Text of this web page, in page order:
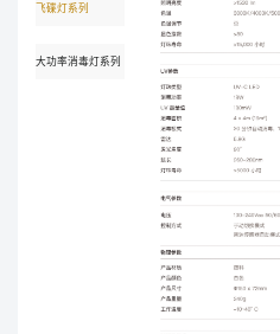
飞碟灯系列
大功率消毒灯系列